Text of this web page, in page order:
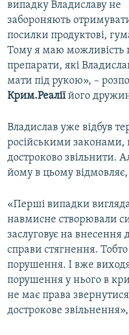
випадку Владиславу не
забороняють
посилки продуктові,
Тому я маю можливість
препарати, які
мати під рукою», –
Крим.Реаліїйого
Владислав уже відбув
російськими
достроково звільнити.
йому в цьому
«Перші випадки
навмисне створювали
заслуговує на внесення
справи стягнення.
порушення. І вже
порушення у нього в
не має права
дострокове